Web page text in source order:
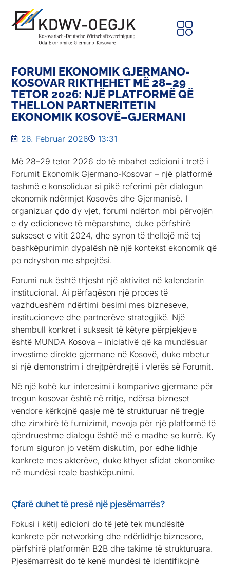
FORUMI EKONOMIK GJERMANO-
KOSOVAR RIKTHEHET MË 28–29
TETOR 2026: NJË PLATFORMË QË
THELLON PARTNERITETIN
EKONOMIK KOSOVË–GJERMANI
26. Februar 2026 13:31
Më 28–29 tetor 2026 do të mbahet edicioni i tretë i
Forumit Ekonomik Gjermano-Kosovar – një platformë
tashmë e konsoliduar si pikë referimi për dialogun
ekonomik ndërmjet Kosovës dhe Gjermanisë. I
organizuar çdo dy vjet, forumi ndërton mbi përvojën
e dy edicioneve të mëparshme, duke përfshirë
sukseset e vitit 2024, dhe synon të thellojë më tej
bashkëpunimin dypalësh në një kontekst ekonomik që
po ndryshon me shpejtësi.
Forumi nuk është thjesht një aktivitet në kalendarin
institucional. Ai përfaqëson një proces të
vazhdueshëm ndërtimi besimi mes bizneseve,
institucioneve dhe partnerëve strategjikë. Një
shembull konkret i suksesit të këtyre përpjekjeve
është MUNDA Kosova – iniciativë që ka mundësuar
investime direkte gjermane në Kosovë, duke mbetur
si një demonstrim i drejtpërdrejtë i vlerës së Forumit.
Në një kohë kur interesimi i kompanive gjermane për
tregun kosovar është në rritje, ndërsa bizneset
vendore kërkojnë qasje më të strukturuar në tregje
dhe zinxhirë të furnizimit, nevoja për një platformë të
qëndrueshme dialogu është më e madhe se kurrë. Ky
forum siguron jo vetëm diskutim, por edhe lidhje
konkrete mes akterëve, duke kthyer sfidat ekonomike
në mundësi reale bashkëpunimi.
Çfarë duhet të presë një pjesëmarrës?
Fokusi i këtij edicioni do të jetë tek mundësitë
konkrete për networking dhe ndërlidhje biznesore,
përfshirë platformën B2B dhe takime të strukturuara.
Pjesëmarrësit do të kenë mundësi të identifikojnë